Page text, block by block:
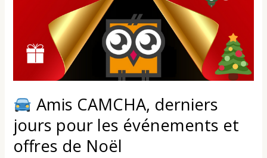
Amis CAMCHA, derniers
jours pour les événements et
offres de Noël
pour
événements
et
offres
de
Noël